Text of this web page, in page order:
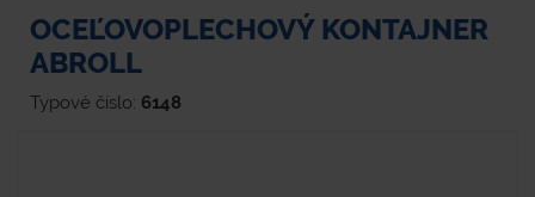
OCEĽOVOPLECHOVÝ KONTAJNER
ABROLL
Typové číslo: 6148